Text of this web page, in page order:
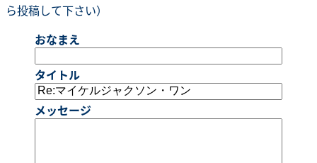
ら投稿して下さい）
おなまえ
タイトル
メッセージ